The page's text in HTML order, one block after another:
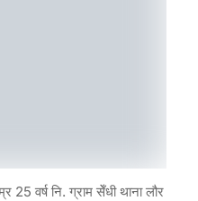
25 वर्ष नि. ग्राम सेँधी थाना लौर